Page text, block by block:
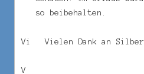
so beibehalten.
Vi Vielen Dank an
V